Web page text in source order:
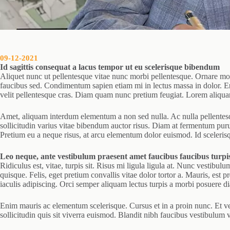
09-12-2021
Id sagittis consequat a lacus tempor ut eu scelerisque bibendum
Aliquet nunc ut pellentesque vitae nunc morbi pellentesque. Ornare
faucibus sed. Condimentum sapien etiam mi in lectus massa in dolor.
velit pellentesque cras. Diam quam nunc pretium feugiat. Lorem
Amet, aliquam interdum elementum a non sed nulla. Ac nulla
sollicitudin varius vitae bibendum auctor risus. Diam at fermentum
Pretium eu a neque risus, at arcu elementum dolor euismod. Id
Leo neque, ante vestibulum praesent amet faucibus faucibus
Ridiculus est, vitae, turpis sit. Risus mi ligula ligula at. Nunc
quisque. Felis, eget pretium convallis vitae dolor tortor a. Mauris, est
iaculis adipiscing. Orci semper aliquam lectus turpis a morbi posuere
Enim mauris ac elementum scelerisque. Cursus et in a proin nunc. Et
sollicitudin quis sit viverra euismod. Blandit nibh faucibus vestibulum